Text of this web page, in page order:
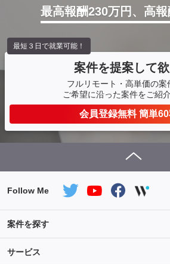
最高報酬230万円、高
案件を提案して
フルリモート・高単価の案
ご希望に沿った案件をご紹
会員登録無料 簡単60
最短３日で就業可能！
Follow Me
案件を探す
条件を指定して案件を探す
サービス